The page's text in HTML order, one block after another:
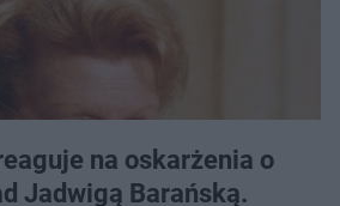
na oskarżenia o
Jadwigą Barańską.